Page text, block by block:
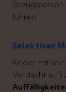
führen.
Selektiver
Kinder mit
Verdacht auf)